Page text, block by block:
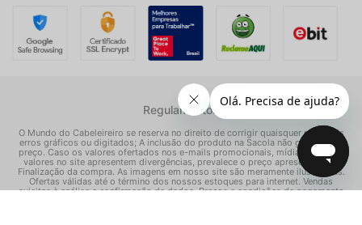
Regulamentos
O Mundo do Cabeleireiro se reserva no direito de corrigir quaisquer possíveis
erros gráficos ou digitados; A inclusão do produto na Sacola não garante seu
preço. Caso os valores ofertados nos e-mails promocionais, mídias sociais e
valores no site apresentem divergências, prevalece o preço apresentado na
Finalização da compra. As imagens em nosso site são meramente ilustrativas.
Ofertas válidas até o término dos nossos estoques para internet. Vendas
sujeitas à análise e confirmação de dados. Preços e condições de pagamento